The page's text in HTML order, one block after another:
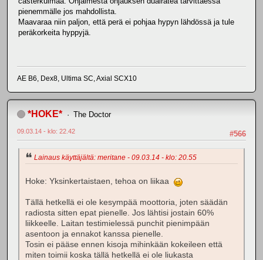
pienemmälle jos mahdollista.
Maavaraa niin paljon, että perä ei pohjaa hypyn lähdössä ja tule
peräkorkeita hyppyjä.
AE B6, Dex8, Ultima SC, Axial SCX10
*HOKE* The Doctor
#566
09.03.14 - klo: 22.42
Lainaus käyttäjältä: meritane - 09.03.14 - klo: 20.55
Hoke: Yksinkertaistaen, tehoa on liikaa
Tällä hetkellä ei ole kesympää moottoria, joten säädän
radiosta sitten epat pienelle. Jos lähtisi jostain 60%
liikkeelle. Laitan testimielessä punchit pienimpään
asentoon ja ennakot kanssa pienelle.
Tosin ei pääse ennen kisoja mihinkään kokeileen että
miten toimii koska tällä hetkellä ei ole liukasta